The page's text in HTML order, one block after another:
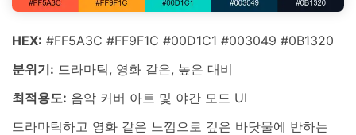
HEX: #FF5A3C #FF9F1C #00D1C1 #003049 #0B1320
분위기: 드라마틱, 영화 같은, 높은 대비
최적용도: 음악 커버 아트 및 야간 모드 UI
드라마틱하고 영화 같은 느낌으로 깊은 바닷물에 반하는